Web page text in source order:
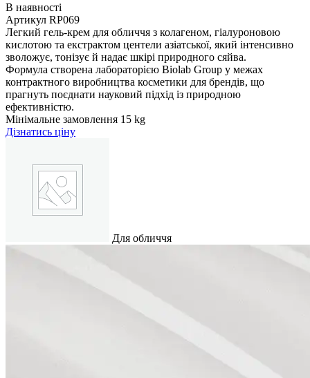
В наявності
Артикул RP069
Легкий гель-крем для обличчя з колагеном, гіалуроновою
кислотою та екстрактом центели азіатської, який інтенсивно
зволожує, тонізує й надає шкірі природного сяйва.
Формула створена лабораторією Biolab Group у межах
контрактного виробництва косметики для брендів, що
прагнуть поєднати науковий підхід із природною
ефективністю.
Мінімальне замовлення 15 kg
Дізнатись ціну
Для обличчя